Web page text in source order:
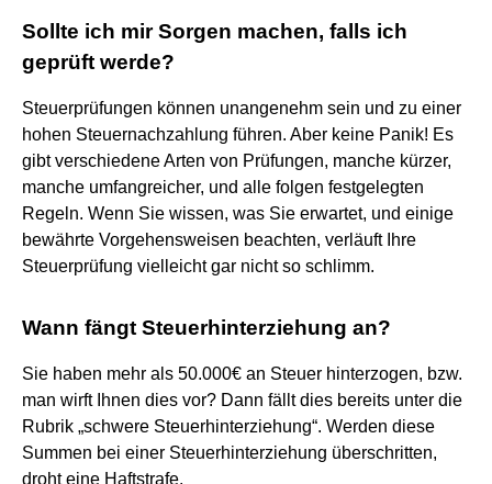
Sollte ich mir Sorgen machen, falls ich
geprüft werde?
Steuerprüfungen können unangenehm sein und zu einer
hohen Steuernachzahlung führen. Aber keine Panik! Es
gibt verschiedene Arten von Prüfungen, manche kürzer,
manche umfangreicher, und alle folgen festgelegten
Regeln. Wenn Sie wissen, was Sie erwartet, und einige
bewährte Vorgehensweisen beachten, verläuft Ihre
Steuerprüfung vielleicht gar nicht so schlimm.
Wann fängt Steuerhinterziehung an?
Sie haben mehr als 50.000€ an Steuer hinterzogen, bzw.
man wirft Ihnen dies vor? Dann fällt dies bereits unter die
Rubrik „schwere Steuerhinterziehung“. Werden diese
Summen bei einer Steuerhinterziehung überschritten,
droht eine Haftstrafe.